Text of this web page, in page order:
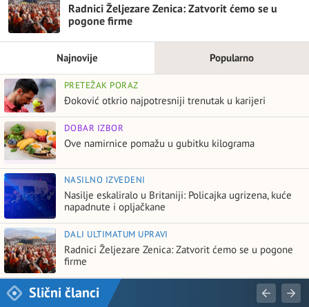
Radnici Željezare Zenica: Zatvorit ćemo se u
pogone firme
Najnovije Popularno
PRETEŽAK PORAZ
Đoković otkrio najpotresniji trenutak u karijeri
DOBAR IZBOR
Ove namirnice pomažu u gubitku kilograma
NASILNO IZVEDENI
Nasilje eskaliralo u Britaniji: Policajka ugrizena, kuće
napadnute i opljačkane
DALI ULTIMATUM UPRAVI
Radnici Željezare Zenica: Zatvorit ćemo se u pogone
firme
Slični članci